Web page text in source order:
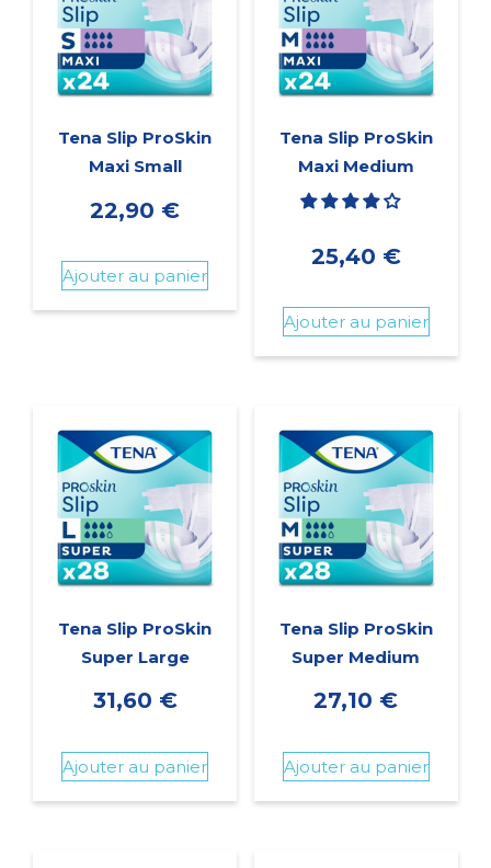
Tena Slip ProSkin
Maxi Small
22,90 €
Ajouter au panier
Tena Slip ProSkin
Maxi Medium
25,40 €
Ajouter au panier
Tena Slip ProSkin
Super Large
31,60 €
Ajouter au panier
Tena Slip ProSkin
Super Medium
27,10 €
Ajouter au panier